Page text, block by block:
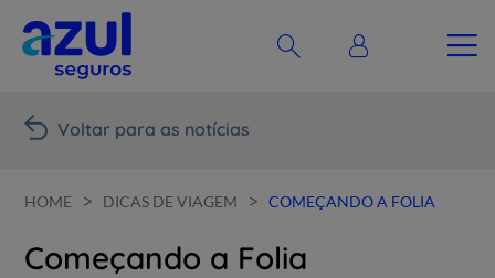
Voltar para as notícias
HOME > DICAS DE VIAGEM > COMEÇANDO A FOLIA
Começando a Folia